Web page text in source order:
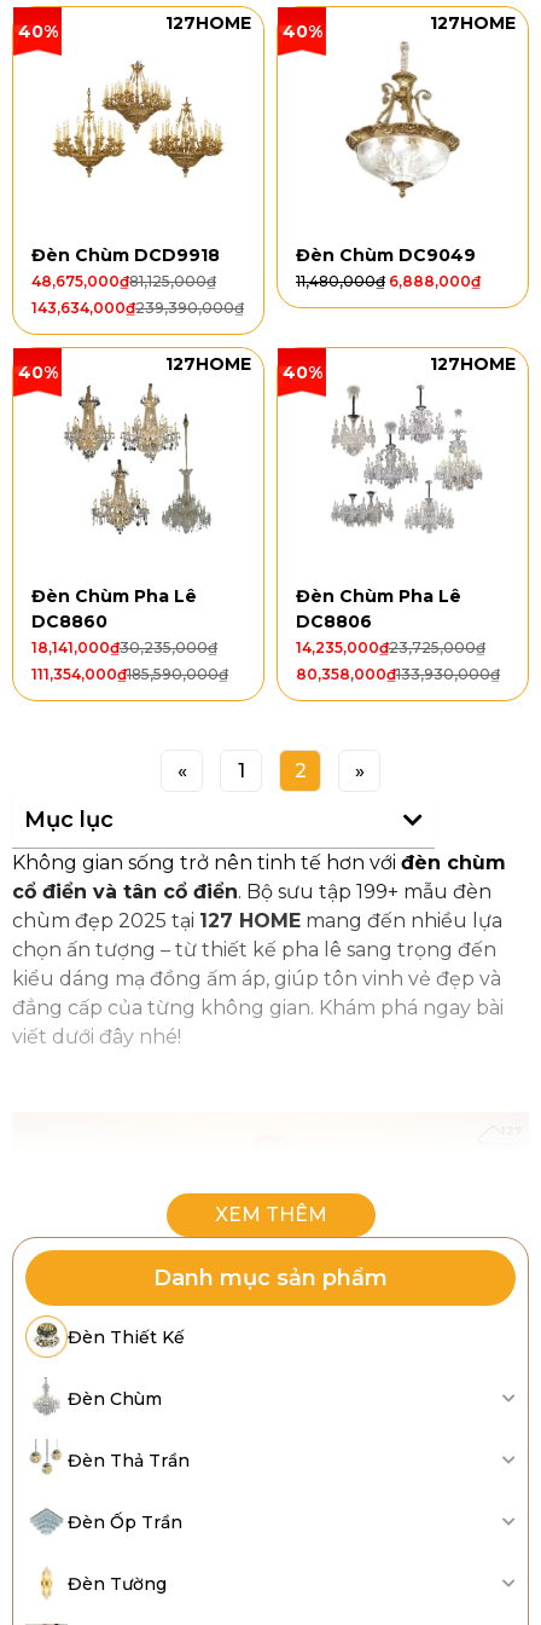
Danh mục sản phẩm
Đèn Thiết Kế
Đèn Chùm
Đèn Thả Trần
Đèn Ốp Trần
Đèn Tường
40% 127HOME
Đèn Chùm DCD9918
81,125,000₫
48,675,000₫
239,390,000₫
143,634,000₫
40% 127HOME
Đèn Chùm DC9049
11,480,000₫ 6,888,000₫
40% 127HOME
Đèn Chùm Pha Lê
DC8860
30,235,000₫
18,141,000₫
185,590,000₫
111,354,000₫
40% 127HOME
Đèn Chùm Pha Lê
DC8806
23,725,000₫
14,235,000₫
133,930,000₫
80,358,000₫
« 1 2 »
Mục lục
Không gian sống trở nên tinh tế hơn với đèn chùm
cổ điển và tân cổ điển. Bộ sưu tập 199+ mẫu đèn
chùm đẹp 2025 tại 127 HOME mang đến nhiều lựa
chọn ấn tượng – từ thiết kế pha lê sang trọng đến
kiểu dáng mạ đồng ấm áp, giúp tôn vinh vẻ đẹp và
đẳng cấp của từng không gian. Khám phá ngay bài
viết dưới đây nhé!
Phân biệt đèn chùm cổ điển và tân cổ điển: Nên
1. Đèn Chùm Cổ Điển Là Gì?